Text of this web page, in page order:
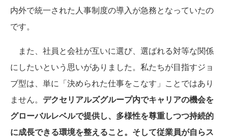
内外で統一された人事制度の導入が急務となっていたの
です。
また、社員と会社が互いに選び、選ばれる対等な関係
にしたいという思いがありました。私たちが目指すジョ
ブ型は、単に「決められた仕事をこなす」ことではあり
ません。 デクセリアルズグループ内でキャリアの機会を
グローバルレベルで提供し、多様性を尊重しつつ持続的
に成長できる環境を整えること。そして従業員が自らス